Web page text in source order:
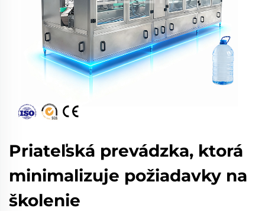
Priateľská prevádzka, ktorá
minimalizuje požiadavky na
školenie